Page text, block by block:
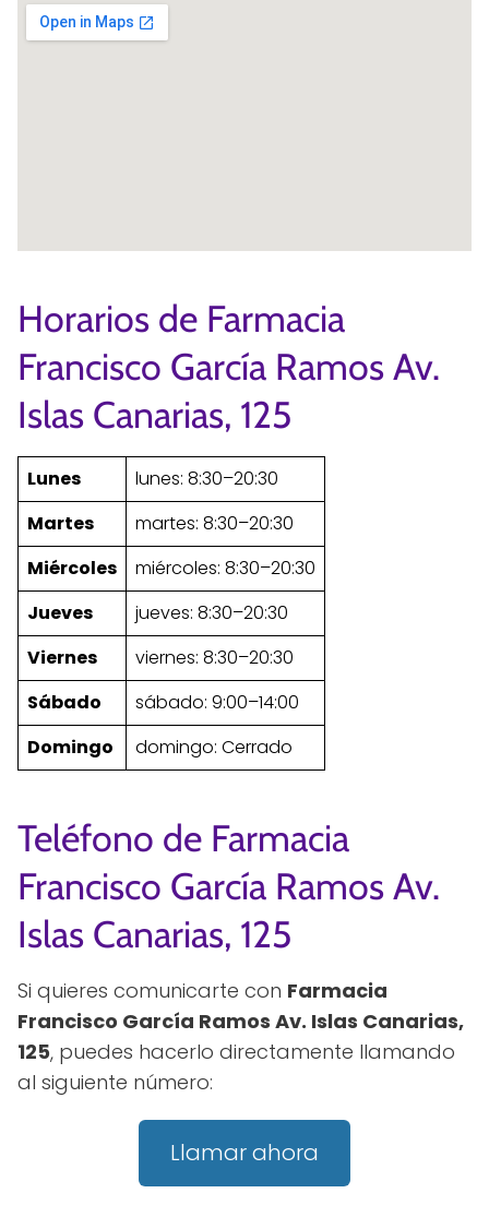
Horarios de Farmacia
Francisco García Ramos Av.
Islas Canarias, 125
Lunes
lunes: 8:30–20:30
Martes
martes: 8:30–20:30
Miércoles
miércoles: 8:30–20:30
Jueves
jueves: 8:30–20:30
Viernes
viernes: 8:30–20:30
Sábado
sábado: 9:00–14:00
Domingo
domingo: Cerrado
Teléfono de Farmacia
Francisco García Ramos Av.
Islas Canarias, 125
Si quieres comunicarte con Farmacia
Francisco García Ramos Av. Islas Canarias,
125, puedes hacerlo directamente llamando
al siguiente número:
Llamar ahora